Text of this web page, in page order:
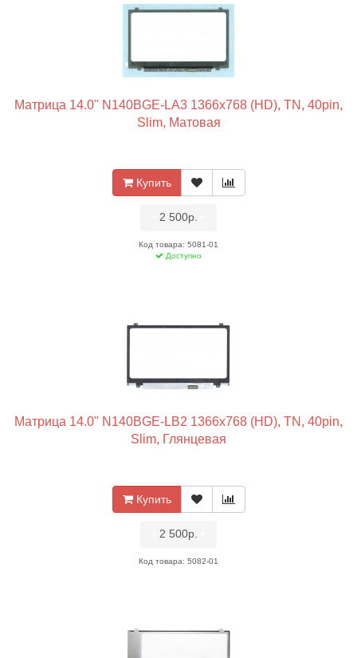
Матрица 14.0" N140BGE-LA3 1366x768 (HD), TN, 40pin,
Slim, Матовая
Купить
2 500р.
Код товара: 5081-01
Доступно
Матрица 14.0" N140BGE-LB2 1366x768 (HD), TN, 40pin,
Slim, Глянцевая
Купить
2 500р.
Код товара: 5082-01